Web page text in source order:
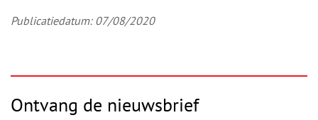
Publicatiedatum: 07/08/2020
Ontvang de nieuwsbrief